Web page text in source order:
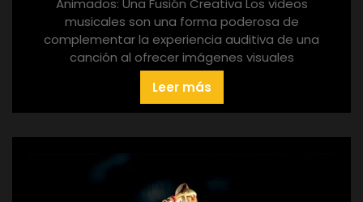
musicales son una forma poderosa de
complementar la experiencia auditiva de una
canción al ofrecer imágenes visuales
Leer más